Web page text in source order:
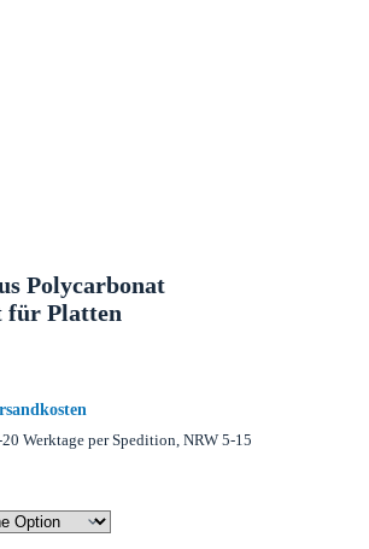
Polycarbonat
für Platten
Werktage per Spedition, NRW 5-15